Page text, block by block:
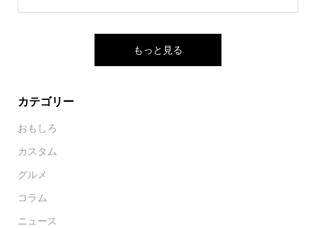
もっと見る
カテゴリー
おもしろ
カスタム
グルメ
コラム
ニュース